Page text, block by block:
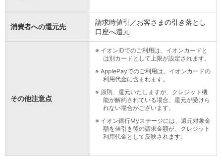
消費者への還元先
請求時値引／お客さまの引き落とし
口座へ還元
その他注意点
※ イオンiDでのご利用は、イオンカードと
は別カードとして上限が設定されます。
※ ApplePayでのご利用は、イオンカードの
利用代金に含まれます。
※ 原則、還元いたしますが、クレジット機
能が解約されている場合、還元が受けら
れない場合がございます。
※ イオン銀行Myステージには、還元対象金
額を値引き後の請求金額が、クレジット
利用代金として反映されます。